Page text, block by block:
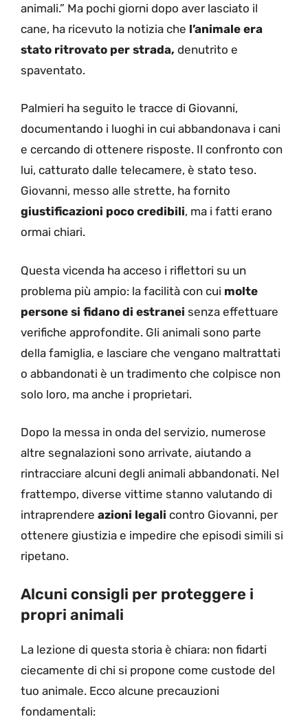
animali.” Ma pochi giorni dopo aver lasciato il
cane, ha ricevuto la notizia che l’animale era
stato ritrovato per strada, denutrito e
spaventato.
Palmieri ha seguito le tracce di Giovanni,
documentando i luoghi in cui abbandonava i cani
e cercando di ottenere risposte. Il confronto con
lui, catturato dalle telecamere, è stato teso.
Giovanni, messo alle strette, ha fornito
giustificazioni poco credibili, ma i fatti erano
ormai chiari.
Questa vicenda ha acceso i riflettori su un
problema più ampio: la facilità con cui molte
persone si fidano di estranei senza effettuare
verifiche approfondite. Gli animali sono parte
della famiglia, e lasciare che vengano maltrattati
o abbandonati è un tradimento che colpisce non
solo loro, ma anche i proprietari.
Dopo la messa in onda del servizio, numerose
altre segnalazioni sono arrivate, aiutando a
rintracciare alcuni degli animali abbandonati. Nel
frattempo, diverse vittime stanno valutando di
intraprendere azioni legali contro Giovanni, per
ottenere giustizia e impedire che episodi simili si
ripetano.
Alcuni consigli per proteggere i
propri animali
La lezione di questa storia è chiara: non fidarti
ciecamente di chi si propone come custode del
tuo animale. Ecco alcune precauzioni
fondamentali: